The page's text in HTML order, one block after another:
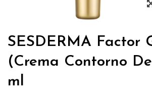
SESDERMA Factor
(Crema Contorno
ml